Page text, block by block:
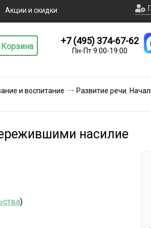
Акции и скидки
Корзина
+7 (495) 374-67-62
Пн-Пт 9:00-19:00
и воспитание
Развитие речи.
насилие
)